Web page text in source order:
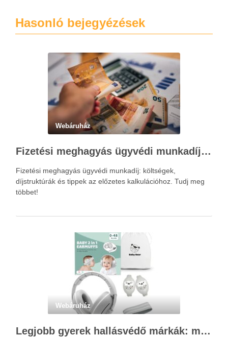
Hasonló bejegyézések
Webáruház
Fizetési meghagyás ügyvédi munkadíja: teljes költségvetési útmutató
Fizetési meghagyás ügyvédi munkadíj: költségek,
díjstruktúrák és tippek az előzetes kalkulációhoz. Tudj meg
többet!
Webáruház
Legjobb gyerek hallásvédő márkák: mire figyeljenek a szülők választáskor?